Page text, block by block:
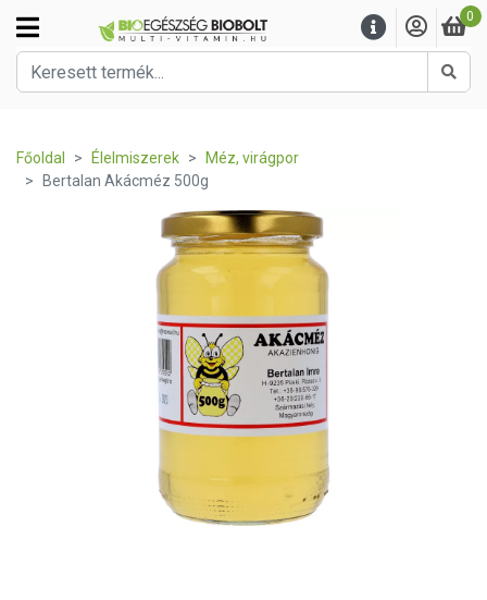
0
Főoldal Élelmiszerek
Méz, virágpor
Bertalan Akácméz 500g